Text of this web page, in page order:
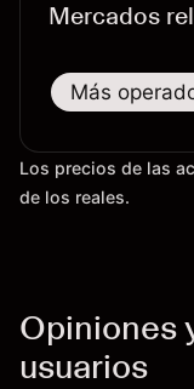
Mercados
Más
Los precios de las
de los reales.
Opiniones
usuarios